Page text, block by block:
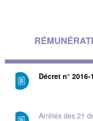
Décret n°
Arrêtés des 21